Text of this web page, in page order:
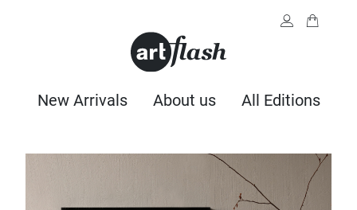
New Arrivals About us All Editions